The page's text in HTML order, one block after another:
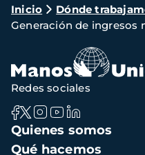
Ruta
de
navegación
Inicio Dónde
Generación de ingresos
Navegación
principal
Quienes somos
Qué hacemos
Redes sociales